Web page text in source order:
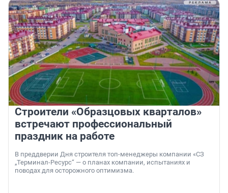
Строители «Образцовых кварталов»
встречают профессиональный
праздник на работе
В преддверии Дня строителя топ-менеджеры компании «СЗ
„Терминал-Ресурс“ — о планах компании, испытаниях и
поводах для осторожного оптимизма.